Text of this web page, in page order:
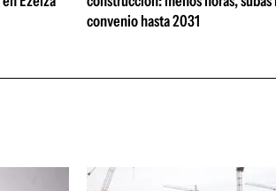
convenio hasta 2031